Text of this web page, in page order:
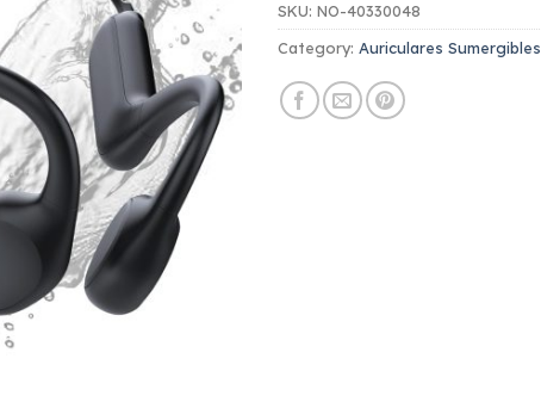
SKU: NO-40330048
Category: Auriculares Sumergibles